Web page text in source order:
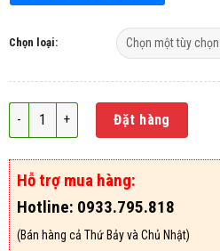
Chọn loại:
Thuốc diệt chuột dạng lúa Vifarat
Đặt hàng
Hỗ trợ mua hàng:
Hotline: 0933.795.818
(Bán hàng cả Thứ Bảy và Chủ Nhật)